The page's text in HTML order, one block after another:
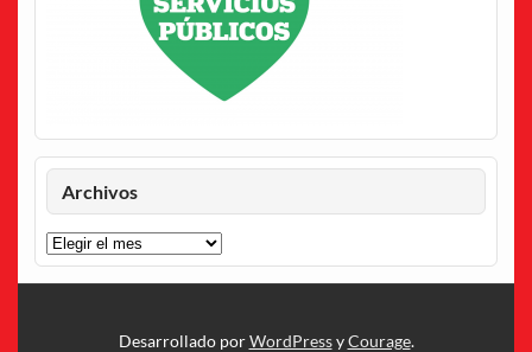
Archivos
Archivos
Desarrollado porWordPressyCourage.